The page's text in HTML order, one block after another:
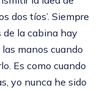
dos tíos’. Siempre
de la cabina hay
manos cuando
Es como cuando
yo nunca he sido